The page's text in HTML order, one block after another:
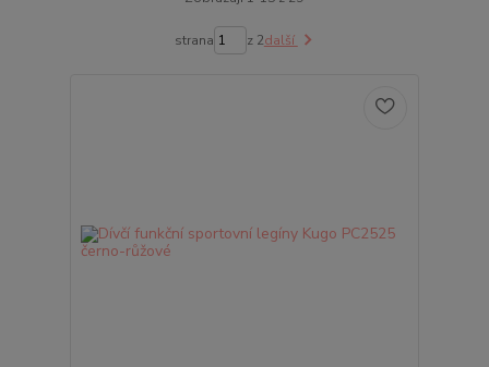
strana z 2další